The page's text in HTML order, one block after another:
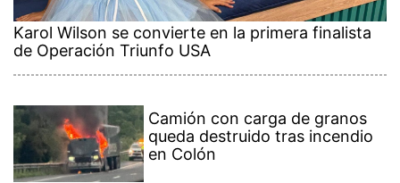
Karol Wilson se convierte en la primera finalista
de Operación Triunfo USA
Camión con carga de granos
queda destruido tras incendio
en Colón